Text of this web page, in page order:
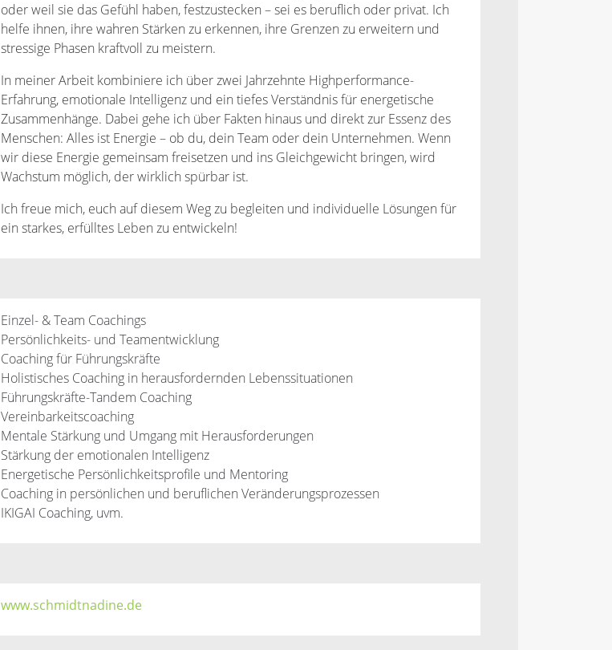
oder weil sie das Gefühl haben, festzustecken – sei es beruflich oder privat. Ich
helfe ihnen, ihre wahren Stärken zu erkennen, ihre Grenzen zu erweitern und
stressige Phasen kraftvoll zu meistern.
In meiner Arbeit kombiniere ich über zwei Jahrzehnte Highperformance-
Erfahrung, emotionale Intelligenz und ein tiefes Verständnis für energetische
Zusammenhänge. Dabei gehe ich über Fakten hinaus und direkt zur Essenz des
Menschen: Alles ist Energie – ob du, dein Team oder dein Unternehmen. Wenn
wir diese Energie gemeinsam freisetzen und ins Gleichgewicht bringen, wird
Wachstum möglich, der wirklich spürbar ist.
Ich freue mich, euch auf diesem Weg zu begleiten und individuelle Lösungen für
ein starkes, erfülltes Leben zu entwickeln!
Einzel- & Team Coachings
Persönlichkeits- und Teamentwicklung
Coaching für Führungskräfte
Holistisches Coaching in herausfordernden Lebenssituationen
Führungskräfte-Tandem Coaching
Vereinbarkeitscoaching
Mentale Stärkung und Umgang mit Herausforderungen
Stärkung der emotionalen Intelligenz
Energetische Persönlichkeitsprofile und Mentoring
Coaching in persönlichen und beruflichen Veränderungsprozessen
IKIGAI Coaching, uvm.
www.schmidtnadine.de